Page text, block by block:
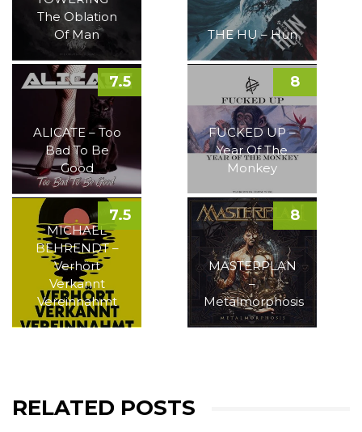
The Oblation
Of Man
THE HU – Hun
ALICATE – Too
Bad To Be
Good
7.5
FUCKED UP –
Year Of The
Monkey
8
MICHAEL
BEHRENDT –
Verhört
Verkannt
Vereinnahmt
7.5
MASTERPLAN
–
Metalmorphosis
8
RELATED POSTS